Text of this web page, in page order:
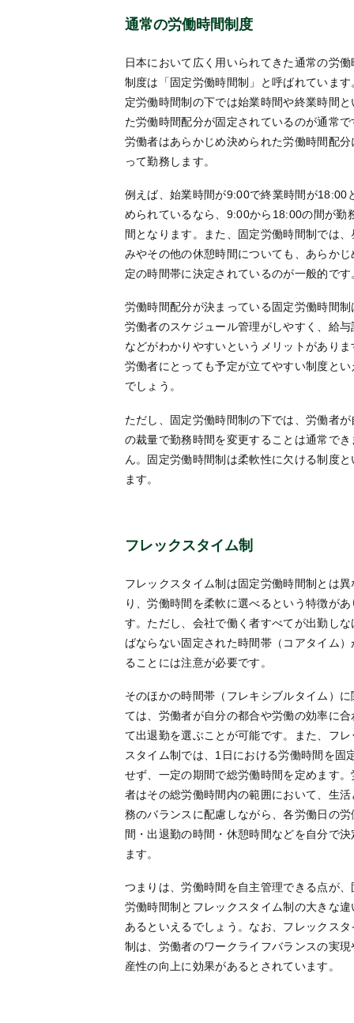
通常の労働時間制度
日本において広く用いられてきた通常の労働
制度は「固定労働時間制」と呼ばれています
定労働時間制の下では始業時間や終業時間と
た労働時間配分が固定されているのが通常で
労働者はあらかじめ決められた労働時間配分
って勤務します。
例えば、始業時間が9:00で終業時間が18:00
められているなら、9:00から18:00の間が勤
間となります。また、固定労働時間制では、
みやその他の休憩時間についても、あらかじ
定の時間帯に決定されているのが一般的です
労働時間配分が決まっている固定労働時間制
労働者のスケジュール管理がしやすく、給与
などがわかりやすいというメリットがありま
労働者にとっても予定が立てやすい制度とい
でしょう。
ただし、固定労働時間制の下では、労働者が
の裁量で勤務時間を変更することは通常でき
ん。固定労働時間制は柔軟性に欠ける制度と
ます。
フレックスタイム制
フレックスタイム制は固定労働時間制とは異
り、労働時間を柔軟に選べるという特徴があ
す。ただし、会社で働く者すべてが出勤しな
ばならない固定された時間帯（コアタイム）
ることには注意が必要です。
そのほかの時間帯（フレキシブルタイム）に
ては、労働者が自分の都合や労働の効率に合
て出退勤を選ぶことが可能です。また、フレ
スタイム制では、1日における労働時間を固
せず、一定の期間で総労働時間を定めます。
者はその総労働時間内の範囲において、生活
務のバランスに配慮しながら、各労働日の労
間・出退勤の時間・休憩時間などを自分で決
ます。
つまりは、労働時間を自主管理できる点が、
労働時間制とフレックスタイム制の大きな違
あるといえるでしょう。なお、フレックスタ
制は、労働者のワークライフバランスの実現
産性の向上に効果があるとされています。